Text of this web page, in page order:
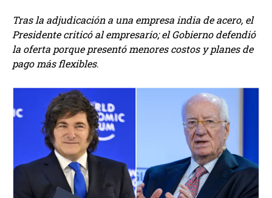
Tras la adjudicación a una empresa india de acero, el
Presidente criticó al empresario; el Gobierno defendió
la oferta porque presentó menores costos y planes de
pago más flexibles.